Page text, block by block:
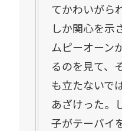
てかわいがら
しか関心を示
ムピーオーン
るのを見て、
も立たないで
あざけった。
子がテーバイ